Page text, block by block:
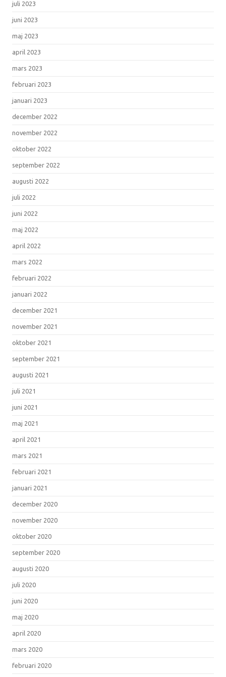
juli 2023
juni 2023
maj 2023
april 2023
mars 2023
februari 2023
januari 2023
december 2022
november 2022
oktober 2022
september 2022
augusti 2022
juli 2022
juni 2022
maj 2022
april 2022
mars 2022
februari 2022
januari 2022
december 2021
november 2021
oktober 2021
september 2021
augusti 2021
juli 2021
juni 2021
maj 2021
april 2021
mars 2021
februari 2021
januari 2021
december 2020
november 2020
oktober 2020
september 2020
augusti 2020
juli 2020
juni 2020
maj 2020
april 2020
mars 2020
februari 2020